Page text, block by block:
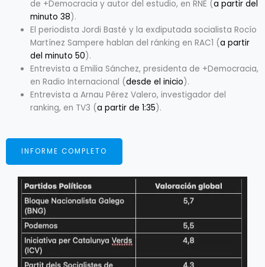
de +Democracia y autor del estudio, en RNE (a partir del
minuto 38).
El periodista Jordi Basté y la exdiputada socialista Rocío
Martínez Sampere hablan del ránking en RAC1 (a partir
del minuto 50).
Entrevista a Emilia Sánchez, presidenta de +Democracia,
en Radio Internacional (desde el inicio).
Entrevista a Arnau Pérez Valero, investigador del
ranking, en TV3 (a partir de 1:35).
INFORME COMPLETO